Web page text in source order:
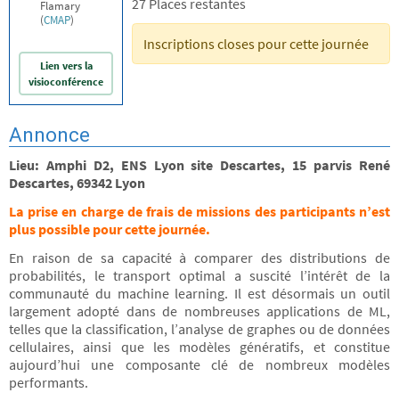
Flamary
(CMAP)
Lien vers la
visioconférence
27 Places restantes
Inscriptions closes pour cette journée
Annonce
Lieu: Amphi D2, ENS Lyon site Descartes, 15 parvis René
Descartes, 69342 Lyon
La prise en charge de frais de missions des participants n’est
plus possible pour cette journée.
En raison de sa capacité à comparer des distributions de
probabilités, le transport optimal a suscité l’intérêt de la
communauté du machine learning. Il est désormais un outil
largement adopté dans de nombreuses applications de ML,
telles que la classification, l’analyse de graphes ou de données
cellulaires, ainsi que les modèles génératifs, et constitue
aujourd’hui une composante clé de nombreux modèles
performants.